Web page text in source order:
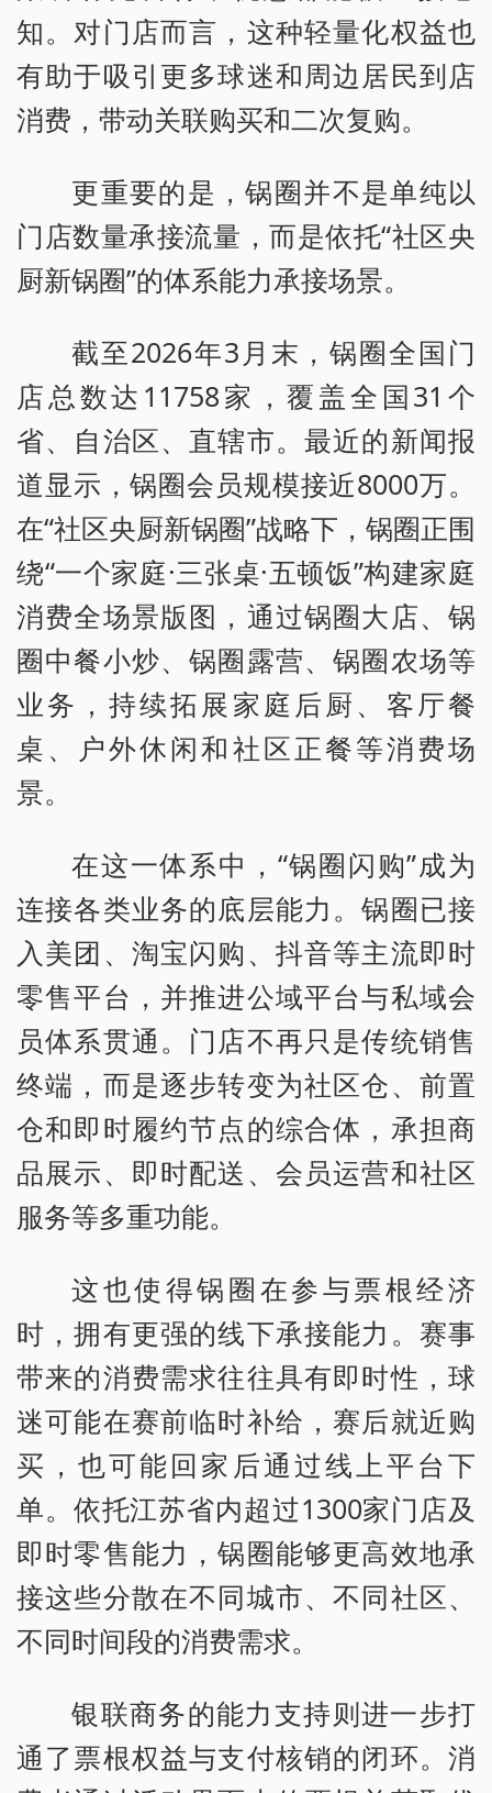
知。对门店而言，这种轻量化权益也
有助于吸引更多球迷和周边居民到店
消费，带动关联购买和二次复购。
更重要的是，锅圈并不是单纯以
门店数量承接流量，而是依托“社区央
厨新锅圈”的体系能力承接场景。
截至2026年3月末，锅圈全国门
店总数达11758家，覆盖全国31个
省、自治区、直辖市。最近的新闻报
道显示，锅圈会员规模接近8000万。
在“社区央厨新锅圈”战略下，锅圈正围
绕“一个家庭·三张桌·五顿饭”构建家庭
消费全场景版图，通过锅圈大店、锅
圈中餐小炒、锅圈露营、锅圈农场等
业务，持续拓展家庭后厨、客厅餐
桌、户外休闲和社区正餐等消费场
景。
在这一体系中，“锅圈闪购”成为
连接各类业务的底层能力。锅圈已接
入美团、淘宝闪购、抖音等主流即时
零售平台，并推进公域平台与私域会
员体系贯通。门店不再只是传统销售
终端，而是逐步转变为社区仓、前置
仓和即时履约节点的综合体，承担商
品展示、即时配送、会员运营和社区
服务等多重功能。
这也使得锅圈在参与票根经济
时，拥有更强的线下承接能力。赛事
带来的消费需求往往具有即时性，球
迷可能在赛前临时补给，赛后就近购
买，也可能回家后通过线上平台下
单。依托江苏省内超过1300家门店及
即时零售能力，锅圈能够更高效地承
接这些分散在不同城市、不同社区、
不同时间段的消费需求。
银联商务的能力支持则进一步打
通了票根权益与支付核销的闭环。消